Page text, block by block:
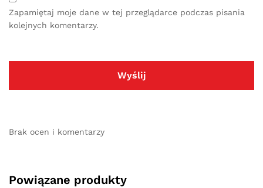
Zapamiętaj moje dane w tej przeglądarce podczas pisania
kolejnych komentarzy.
Brak ocen i komentarzy
Powiązane produkty